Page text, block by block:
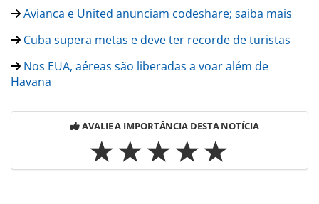
Avianca e United anunciam codeshare; saiba mais
Cuba supera metas e deve ter recorde de turistas
Nos EUA, aéreas são liberadas a voar além de
Havana
AVALIE A IMPORTÂNCIA DESTA NOTÍCIA